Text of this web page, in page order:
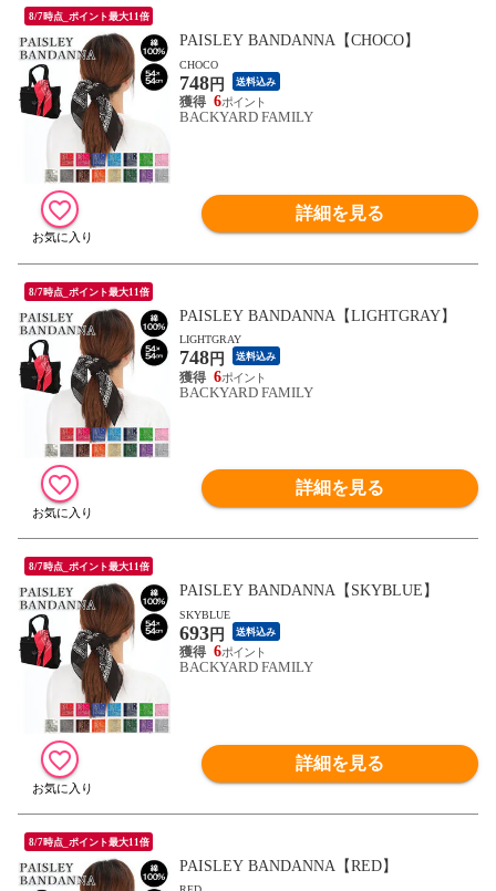
8/7時点_ポイント最大11倍
PAISLEY BANDANNA【CHOCO】
CHOCO
748円 送料込み
6
BACKYARD FAMILY
詳細を見る
8/7時点_ポイント最大11倍
PAISLEY BANDANNA【LIGHTGRAY】
LIGHTGRAY
748円 送料込み
6
BACKYARD FAMILY
詳細を見る
8/7時点_ポイント最大11倍
PAISLEY BANDANNA【SKYBLUE】
SKYBLUE
693円 送料込み
6
BACKYARD FAMILY
詳細を見る
8/7時点_ポイント最大11倍
PAISLEY BANDANNA【RED】